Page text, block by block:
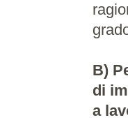
B)
di
a